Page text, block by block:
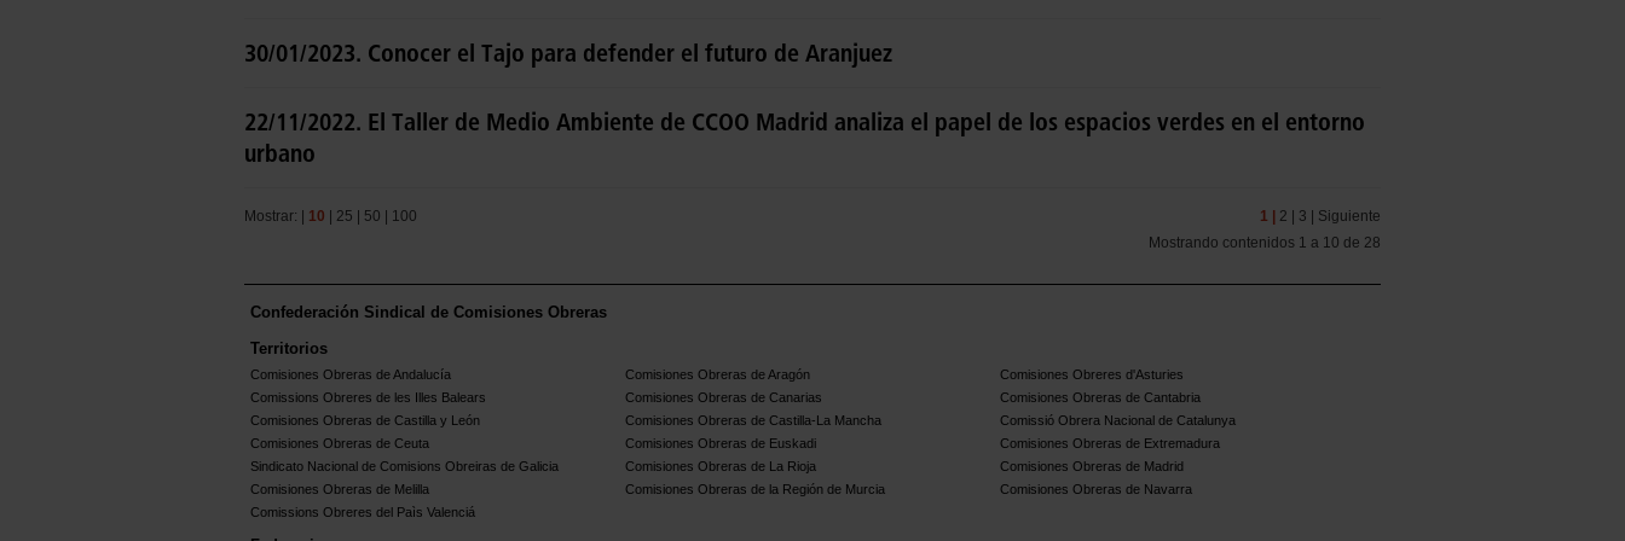
30/01/2023. Conocer el Tajo para defender el futuro de Aranjuez
22/11/2022. El Taller de Medio Ambiente de CCOO Madrid analiza el papel de los espacios verdes en el entorno
urbano
Mostrar: | 10 25 50 100 1 | 2 | 3 |
Siguiente
Mostrando contenidos 1 a 10 de 28
Confederación Sindical de Comisiones Obreras
Territorios
Comisiones Obreras de Andalucía Comisiones Obreras de Aragón
Comisiones Obreres d'Asturies
Comissions Obreres de les Illes Balears
Comisiones Obreras de Canarias
Comisiones Obreras de Cantabria
Comisiones Obreras de Castilla y León
Comisiones Obreras de Castilla-La Mancha
Comissió Obrera Nacional de Catalunya
Comisiones Obreras de Ceuta
Comisiones Obreras de Euskadi
Comisiones Obreras de Extremadura
Sindicato Nacional de Comisions Obreiras de Galicia
Comisiones Obreras de La Rioja
Comisiones Obreras de Madrid
Comisiones Obreras de Melilla
Comisiones Obreras de la Región de Murcia
Comisiones Obreras de Navarra
Comissions Obreres del Paìs Valenciá